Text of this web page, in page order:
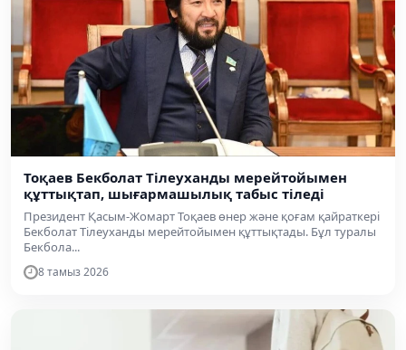
Тоқаев Бекболат Тілеуханды мерейтойымен
құттықтап, шығармашылық табыс тіледі
Президент Қасым-Жомарт Тоқаев өнер және қоғам қайраткері
Бекболат Тілеуханды мерейтойымен құттықтады. Бұл туралы
Бекбола...
8 тамыз 2026